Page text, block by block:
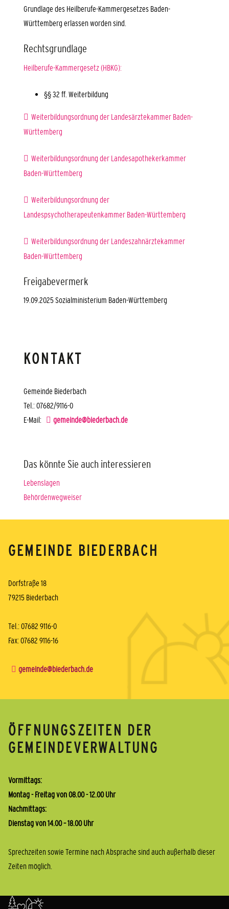
Grundlage des Heilberufe-Kammergesetzes Baden-
Württemberg erlassen worden sind.
Rechtsgrundlage
Heilberufe-Kammergesetz (HBKG):
§§ 32 ff. Weiterbildung
Weiterbildungsordnung der Landesärztekammer Baden-
Württemberg
Weiterbildungsordnung der Landesapothekerkammer
Baden-Württemberg
Weiterbildungsordnung der
Landespsychotherapeutenkammer Baden-Württemberg
Weiterbildungsordnung der Landeszahnärztekammer
Baden-Württemberg
Freigabevermerk
19.09.2025 Sozialministerium Baden-Württemberg
KONTAKT
Gemeinde Biederbach
Tel.: 07682/9116-0
E-Mail:
gemeinde@biederbach.de
Das könnte Sie auch interessieren
Lebenslagen
Behördenwegweiser
GEMEINDE BIEDERBACH
Dorfstraße 18
79215 Biederbach
Tel.: 07682 9116-0
Fax: 07682 9116-16
gemeinde@biederbach.de
ÖFFNUNGSZEITEN DER
GEMEINDEVERWALTUNG
Vormittags:
Montag - Freitag von 08.00 - 12.00 Uhr
Nachmittags:
Dienstag von 14.00 – 18.00 Uhr
Sprechzeiten sowie Termine nach Absprache sind auch außerhalb dieser
Zeiten möglich.